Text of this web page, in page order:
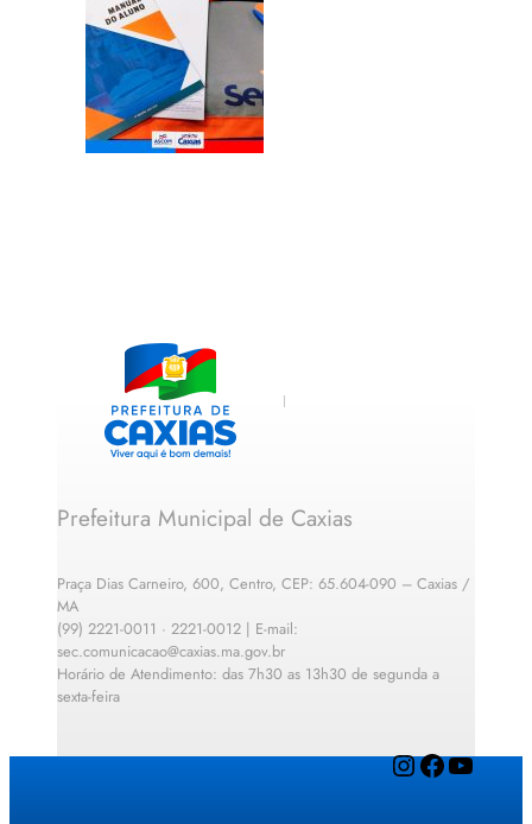
Prefeitura Municipal de Caxias
Praça Dias Carneiro, 600, Centro, CEP: 65.604-090 – Caxias /
MA
(99) 2221-0011 · 2221-0012 | E-mail:
sec.comunicacao@caxias.ma.gov.br
Horário de Atendimento: das 7h30 as 13h30 de segunda a
sexta-feira
InstagramFacebook YouTube